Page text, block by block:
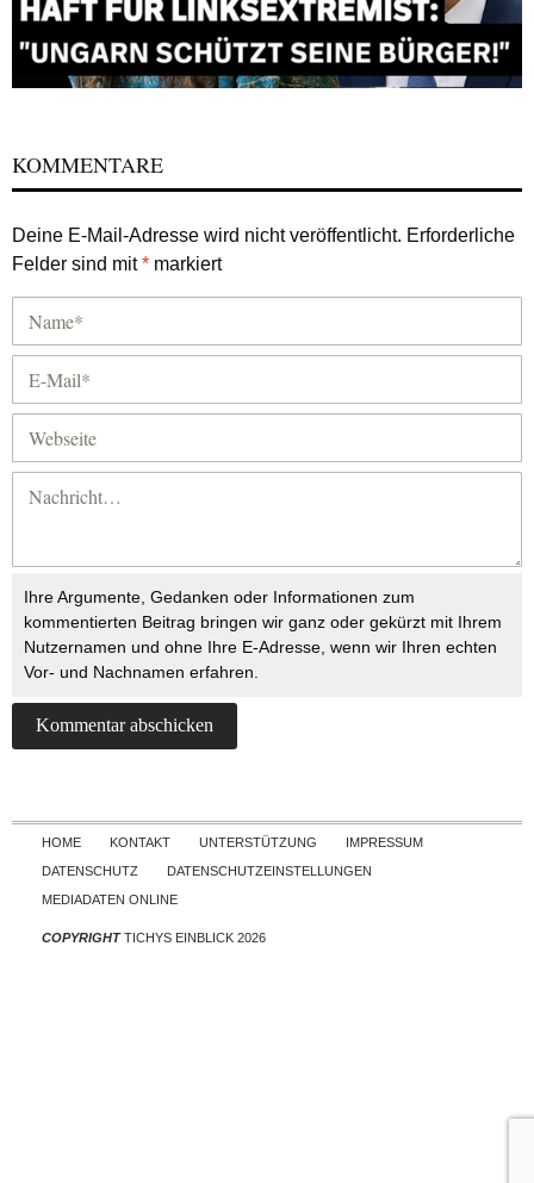
KOMMENTARE
Deine E-Mail-Adresse wird nicht veröffentlicht. Erforderliche
Felder sind mit* markiert
Ihre Argumente, Gedanken oder Informationen zum
kommentierten Beitrag bringen wir ganz oder gekürzt mit Ihrem
Nutzernamen und ohne Ihre E-Adresse, wenn wir Ihren echten
Vor- und Nachnamen erfahren.
Skip to content
HOME KONTAKT UNTERSTÜTZUNG
IMPRESSUM
DATENSCHUTZ
DATENSCHUTZEINSTELLUNGEN
MEDIADATEN ONLINE
COPYRIGHTTICHYS EINBLICK 2026